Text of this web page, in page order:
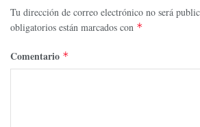
Tu dirección de correo electrónico no será
obligatorios están marcados con *
Comentario *